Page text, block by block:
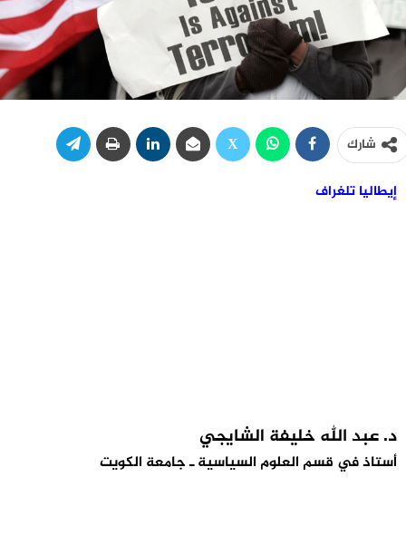
شارك
إيطاليا تلغراف
د. عبد الله خليفة الشايجي
أستاذ في قسم العلوم السياسية ـ جامعة الكويت